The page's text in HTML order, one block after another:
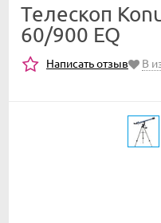
Телескоп
60/900 EQ
Написать отзыв В